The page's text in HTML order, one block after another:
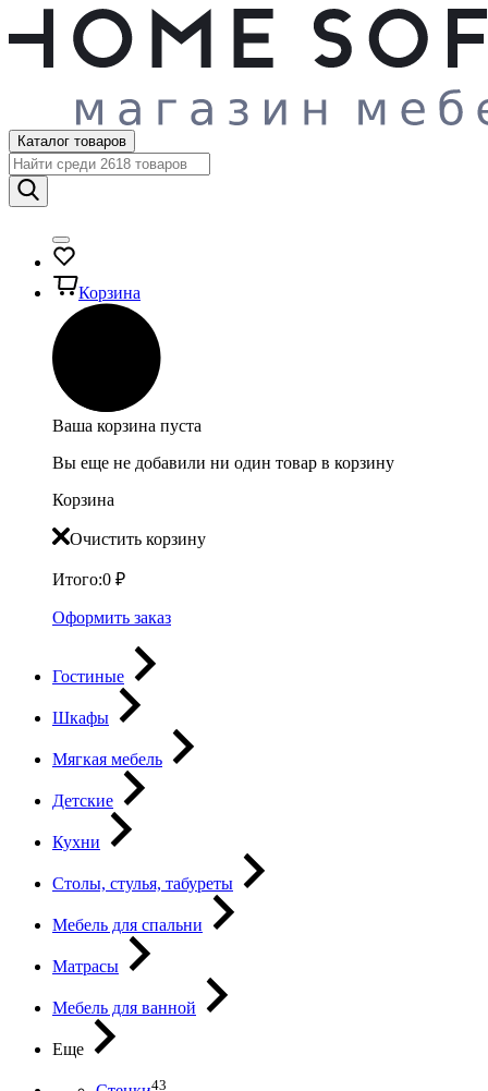
Каталог товаров
Корзина
Ваша корзина пуста
Вы еще не добавили ни один товар в корзину
Корзина
Очистить корзину
Итого:0 ₽
Оформить заказ
Гостиные
Шкафы
Мягкая мебель
Детские
Кухни
Столы, стулья, табуреты
Мебель для спальни
Матрасы
Мебель для ванной
Еще
43